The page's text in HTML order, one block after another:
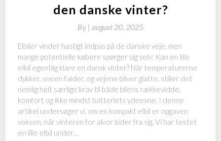
den danske vinter?
By | august 20, 2025
Elbiler vinder hastigt indpas på de danske veje, men
mange potentielle købere spørger sig selv: Kan en lille
elbil egentlig klare en dansk vinter? Når temperaturerne
dykker, sneen falder, og vejene bliver glatte, stiller det
nemlig helt særlige krav til både bilens rækkevidde,
komfort og ikke mindst batteriets ydeevne. I denne
artikel undersøger vi, om en kompakt elbil er opgaven
voksen, når vinteren for alvor bider fra sig. Vi har testet
en lille elbil under…